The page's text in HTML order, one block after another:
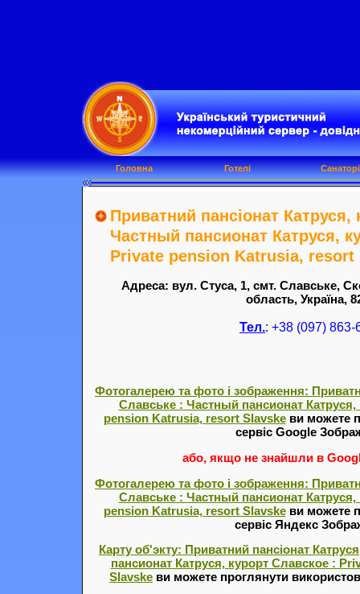
Приватний пансіонат Катруся,
Частный пансионат Катруся,
Private pension Katrusia, resort
Адреса: вул. Стуса, 1, смт. Славське,
область, Україна,
Тел.: +38 (097) 863-
Фотогалерею та фото і зображення:
Славське : Частный пансионат
pension Katrusia, resort Slavskeви можете
сервіс Google
або, якщо не знайшли в
Фотогалерею та фото і зображення:
Славське : Частный пансионат
pension Katrusia, resort Slavskeви можете
сервіс Яндекс
Карту об'экту: Приватний пансіонат
пансионат Катруся, курорт Славское :
Slavske ви можете проглянути
Головна Готелі